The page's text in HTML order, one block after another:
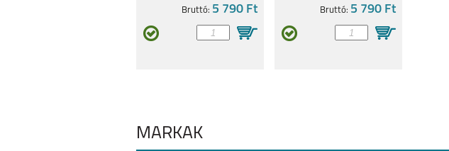
Bruttó: 5 790 Ft Bruttó: 5 790 Ft
MÁRKÁK